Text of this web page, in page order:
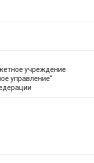
учреждение
управление"